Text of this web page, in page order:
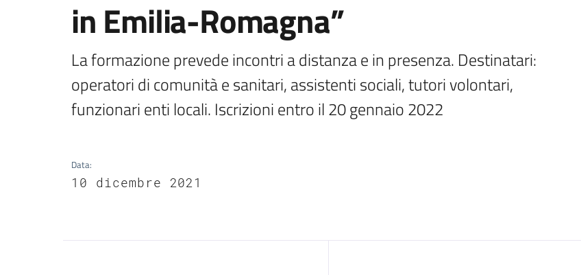
in Emilia-Romagna”
La formazione prevede incontri a distanza e in presenza. Destinatari:
operatori di comunità e sanitari, assistenti sociali, tutori volontari,
funzionari enti locali. Iscrizioni entro il 20 gennaio 2022
Data:
10 dicembre 2021